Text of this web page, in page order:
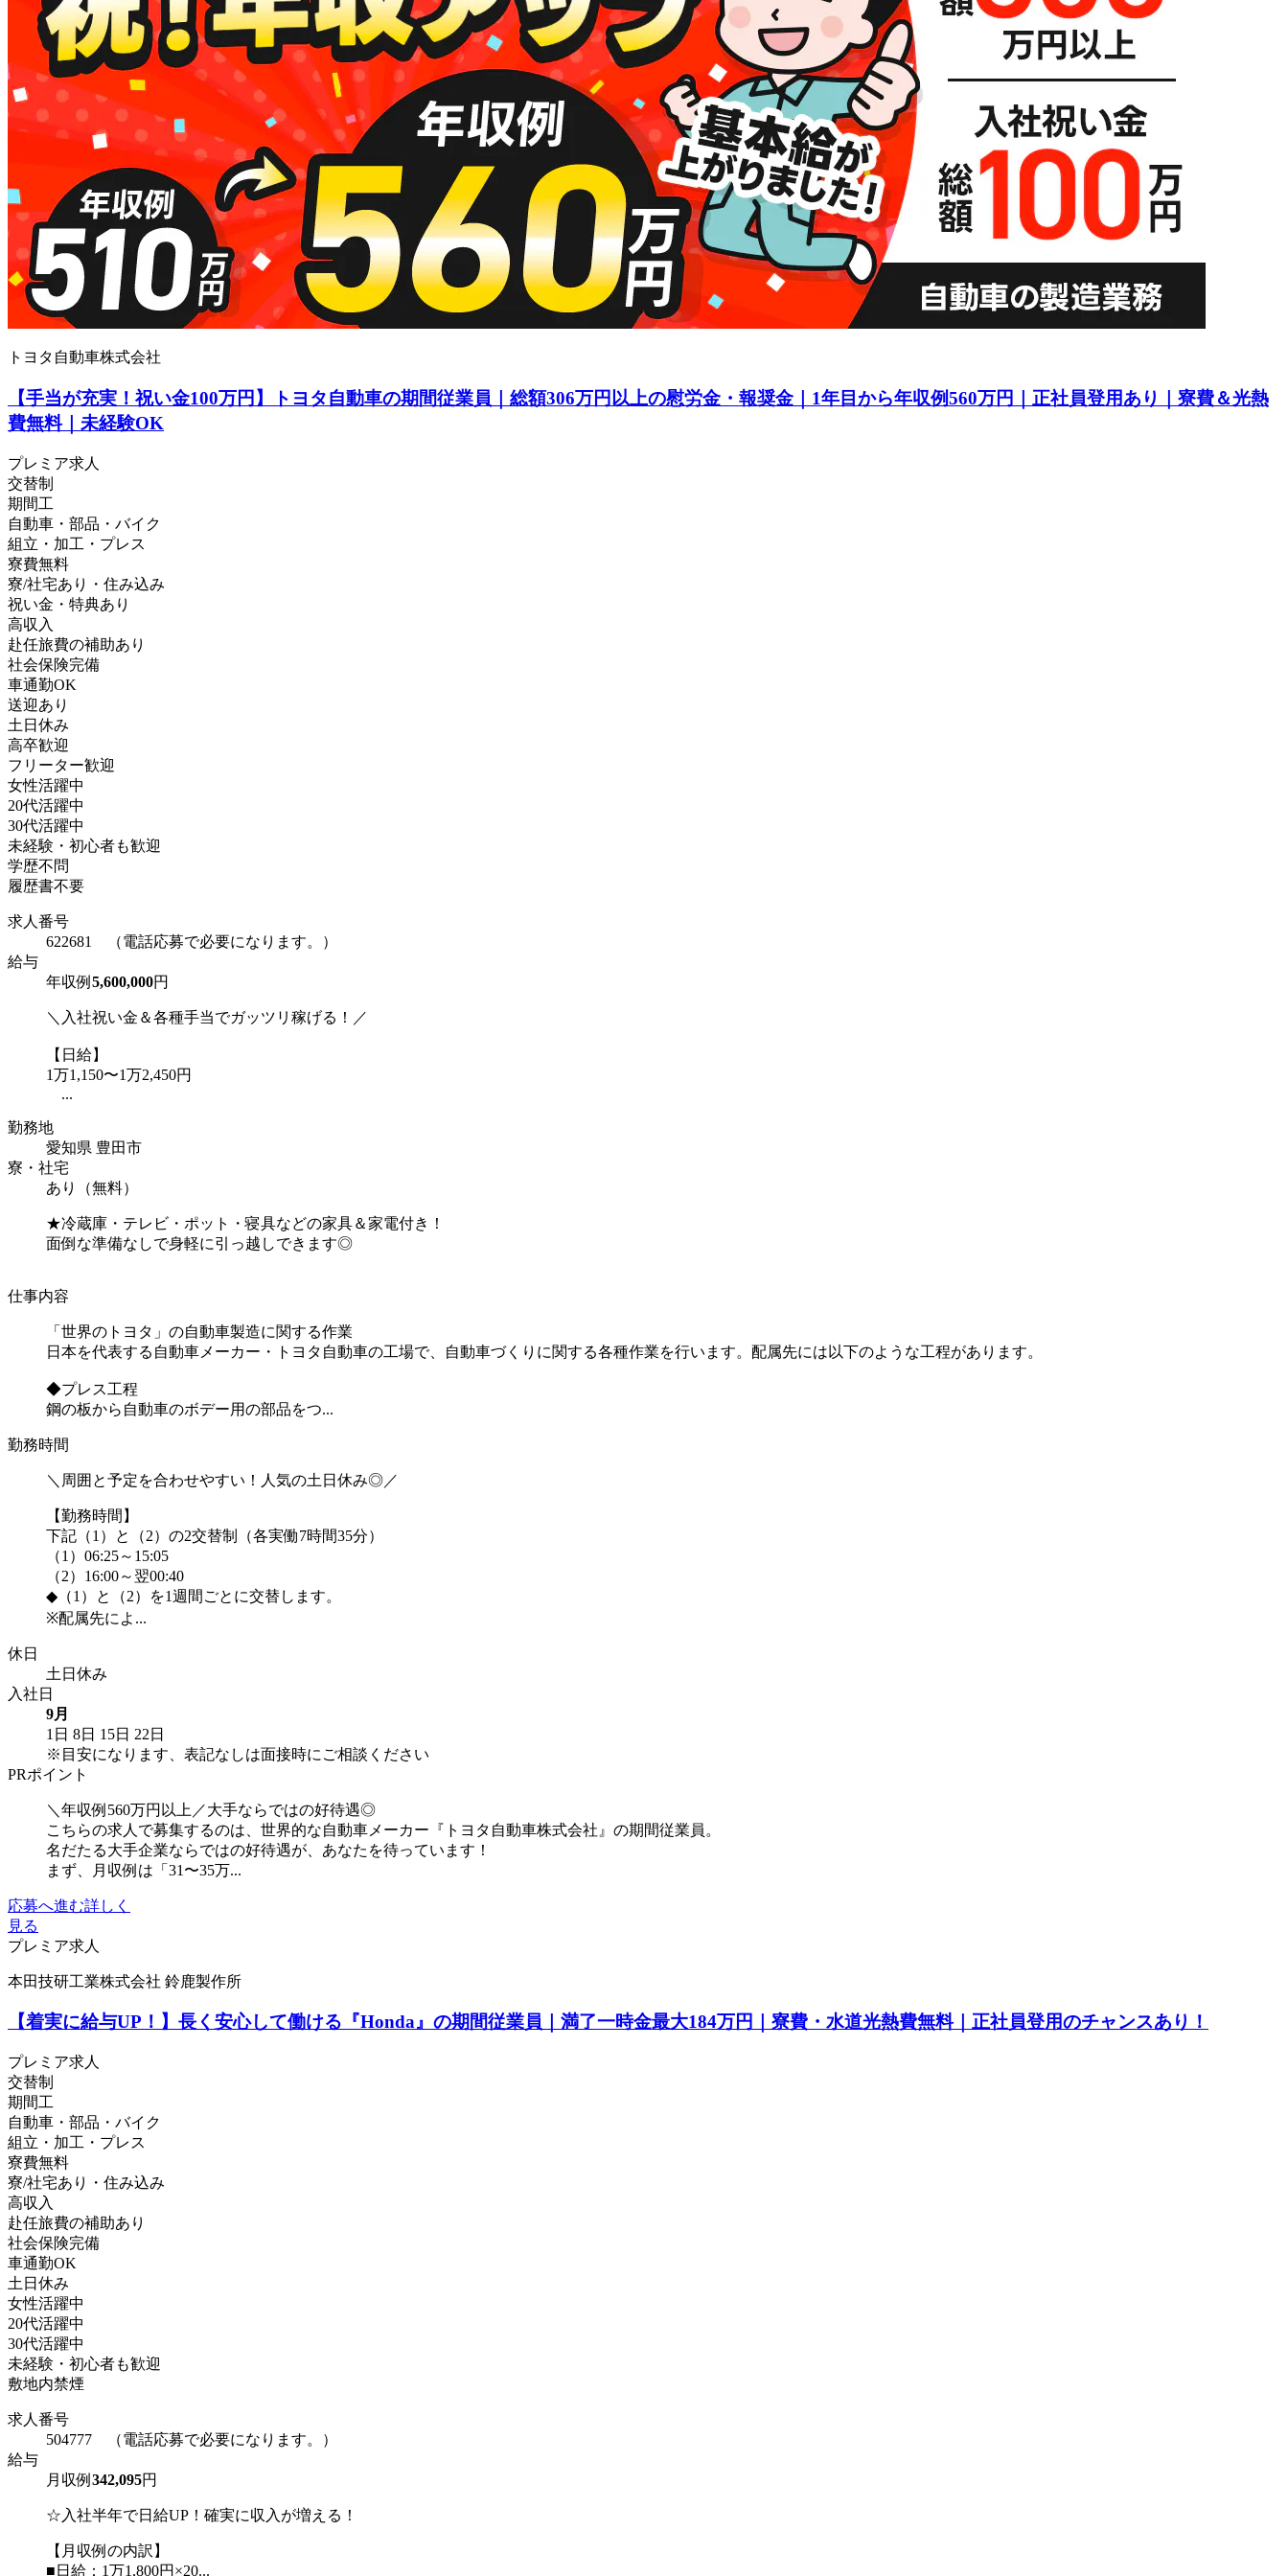
トヨタ自動車株式会社
【手当が充実！祝い金100万円】トヨタ自動車の期間従業員｜総額306万円以上の慰労金・報奨金｜1年目から年収例560万円｜正社員登用あり｜寮費＆光熱
費無料｜未経験OK
プレミア求人
交替制
期間工
自動車・部品・バイク
組立・加工・プレス
寮費無料
寮/社宅あり・住み込み
祝い金・特典あり
高収入
赴任旅費の補助あり
社会保険完備
車通勤OK
送迎あり
土日休み
高卒歓迎
フリーター歓迎
女性活躍中
20代活躍中
30代活躍中
未経験・初心者も歓迎
学歴不問
履歴書不要
求人番号
622681 （電話応募で必要になります。）
給与
年収例 5,600,000円
＼入社祝い金＆各種手当でガッツリ稼げる！／
【日給】
1万1,150〜1万2,450円
...
勤務地
愛知県 豊田市
寮・社宅
あり（無料）
★冷蔵庫・テレビ・ポット・寝具などの家具＆家電付き！
面倒な準備なしで身軽に引っ越しできます◎
仕事内容
「世界のトヨタ」の自動車製造に関する作業
日本を代表する自動車メーカー・トヨタ自動車の工場で、自動車づくりに関する各種作業を行います。配属先には以下のような工程があります。
◆プレス工程
鋼の板から自動車のボデー用の部品をつ...
勤務時間
＼周囲と予定を合わせやすい！人気の土日休み◎／
【勤務時間】
下記（1）と（2）の2交替制（各実働7時間35分）
（1）06:25～15:05
（2）16:00～翌00:40
◆（1）と（2）を1週間ごとに交替します。
※配属先によ...
休日
土日休み
入社日
9月
1日 8日 15日 22日
※目安になります、表記なしは面接時にご相談ください
PRポイント
＼年収例560万円以上／大手ならではの好待遇◎
こちらの求人で募集するのは、世界的な自動車メーカー『トヨタ自動車株式会社』の期間従業員。
名だたる大手企業ならではの好待遇が、あなたを待っています！
まず、月収例は「31〜35万...
応募へ進む詳しく
見る
プレミア求人
本田技研工業株式会社 鈴鹿製作所
【着実に給与UP！】長く安心して働ける『Honda』の期間従業員｜満了一時金最大184万円｜寮費・水道光熱費無料｜正社員登用のチャンスあり！
プレミア求人
交替制
期間工
自動車・部品・バイク
組立・加工・プレス
寮費無料
寮/社宅あり・住み込み
高収入
赴任旅費の補助あり
社会保険完備
車通勤OK
土日休み
女性活躍中
20代活躍中
30代活躍中
未経験・初心者も歓迎
敷地内禁煙
求人番号
504777 （電話応募で必要になります。）
給与
月収例 342,095円
☆入社半年で日給UP！確実に収入が増える！
【月収例の内訳】
■日給：1万1,800円×20...